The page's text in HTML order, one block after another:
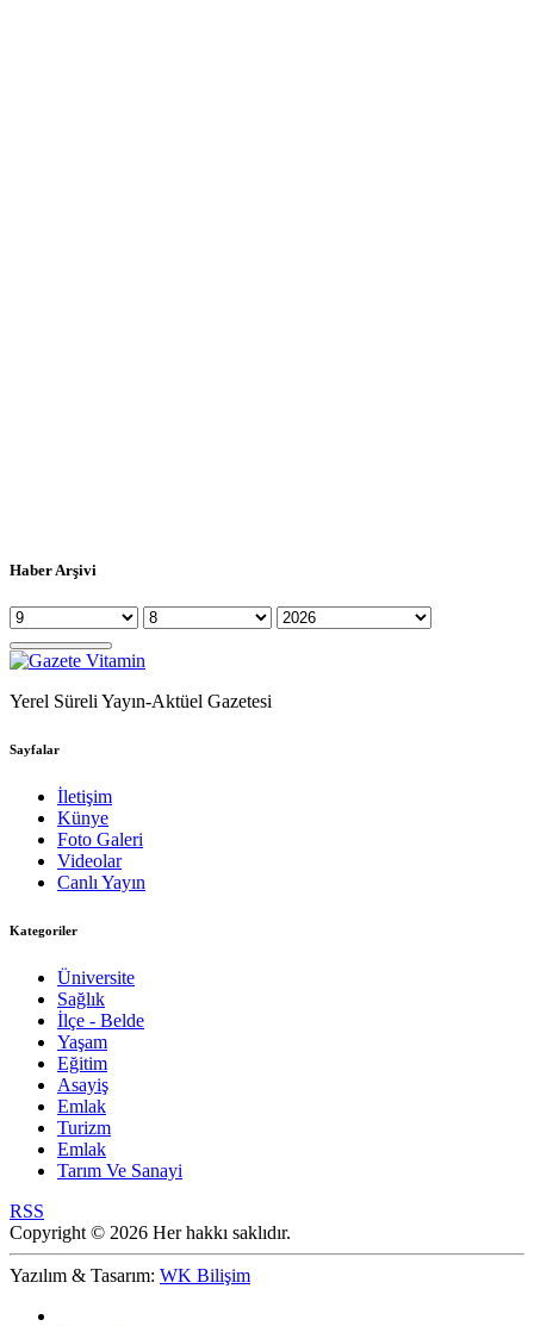
Haber Arşivi
Yerel Süreli Yayın-Aktüel Gazetesi
Sayfalar
İletişim
Künye
Foto Galeri
Videolar
Canlı Yayın
Kategoriler
Üniversite
Sağlık
İlçe - Belde
Yaşam
Eğitim
Asayiş
Emlak
Turizm
Emlak
Tarım Ve Sanayi
RSS
Copyright © 2026 Her hakkı saklıdır.
Yazılım & Tasarım: WK Bilişim